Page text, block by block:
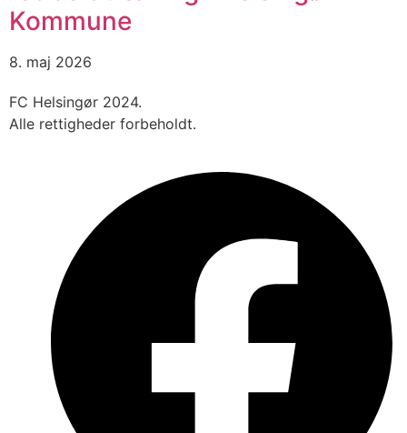
Kommune
8. maj 2026
FC Helsingør 2024.
Alle rettigheder forbeholdt.